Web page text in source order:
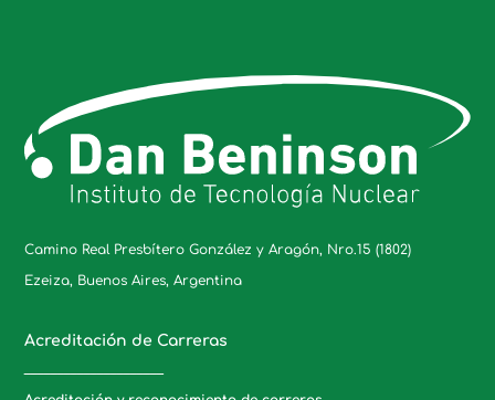
Camino Real Presbítero González y Aragón, Nro.15 (1802)
Ezeiza, Buenos Aires, Argentina
Acreditación de Carreras